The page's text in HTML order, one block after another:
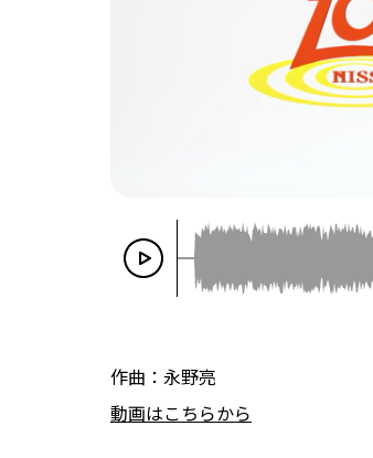
作曲：永野亮
動画はこちらから